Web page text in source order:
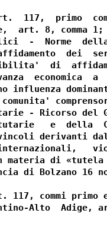
117,  primo
art. 8, comma
-  Norme
dei
di
economica  a
influenza
- Ricorso del
e  della
derivanti
materia di
di Bolzano 16
117, commi primo
Alto  Adige,